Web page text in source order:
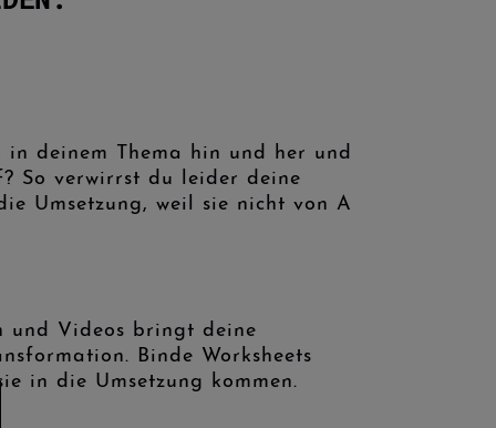
deinem Thema hin und her und
So verwirrst du leider deine
Umsetzung, weil sie nicht von A
und Videos bringt deine
Binde Worksheets
in die Umsetzung kommen.